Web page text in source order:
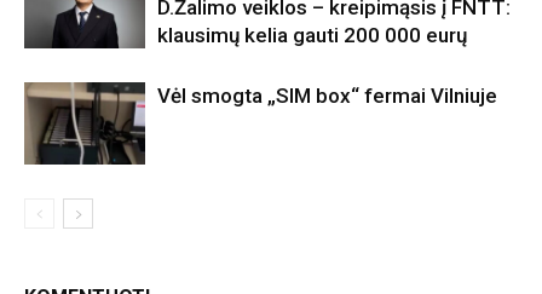
D.Žalimo veiklos – kreipimąsis į FNTT:
klausimų kelia gauti 200 000 eurų
Vėl smogta „SIM box“ fermai Vilniuje